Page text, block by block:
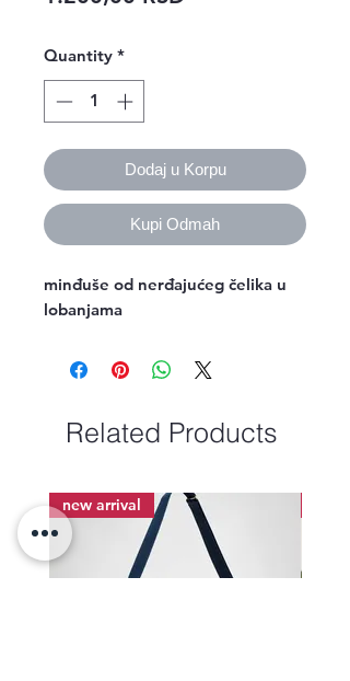
Quantity *
Dodaj u Korpu
Kupi Odmah
minđuše od nerđajućeg čelika u
lobanjama
Related Products
new arrival